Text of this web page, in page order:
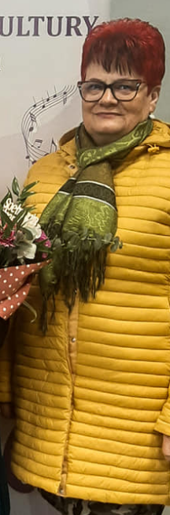
ustawienia cookies lub
dokonać zmiany swoich
funkcjonowania strony
przez nas usług.
przez Ciebie działania w celu m.in.
prywatności, logowania czy
której korzystasz, może działać bez
internetowej zapamiętanie